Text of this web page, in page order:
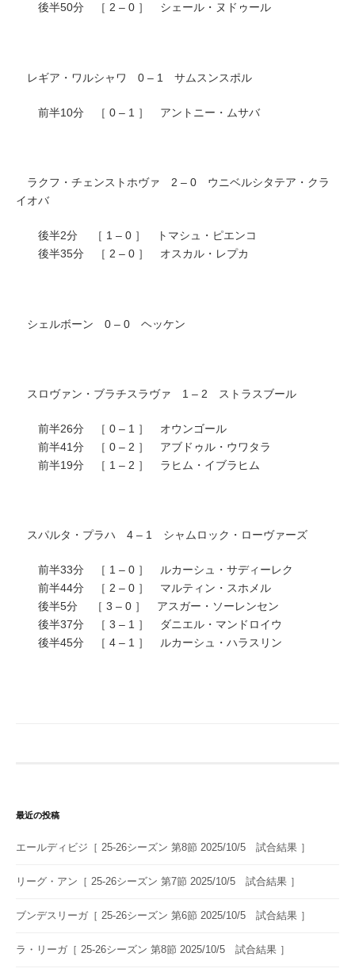
後半50分 ［ 2 – 0 ］ シェール・ヌドゥール
レギア・ワルシャワ 0 – 1 サムスンスポル
前半10分 ［ 0 – 1 ］ アントニー・ムサバ
ラクフ・チェンストホヴァ 2 – 0 ウニベルシタテア・クラ
イオバ
後半2分 ［ 1 – 0 ］ トマシュ・ピエンコ
後半35分 ［ 2 – 0 ］ オスカル・レプカ
シェルボーン 0 – 0 ヘッケン
スロヴァン・ブラチスラヴァ 1 – 2 ストラスブール
前半26分 ［ 0 – 1 ］ オウンゴール
前半41分 ［ 0 – 2 ］ アブドゥル・ウワタラ
前半19分 ［ 1 – 2 ］ ラヒム・イブラヒム
スパルタ・プラハ 4 – 1 シャムロック・ローヴァーズ
前半33分 ［ 1 – 0 ］ ルカーシュ・サディーレク
前半44分 ［ 2 – 0 ］ マルティン・スホメル
後半5分 ［ 3 – 0 ］ アスガー・ソーレンセン
後半37分 ［ 3 – 1 ］ ダニエル・マンドロイウ
後半45分 ［ 4 – 1 ］ ルカーシュ・ハラスリン
最近の投稿
エールディビジ［ 25-26シーズン 第8節 2025/10/5 試合結果 ］
リーグ・アン［ 25-26シーズン 第7節 2025/10/5 試合結果 ］
ブンデスリーガ［ 25-26シーズン 第6節 2025/10/5 試合結果 ］
ラ・リーガ［ 25-26シーズン 第8節 2025/10/5 試合結果 ］